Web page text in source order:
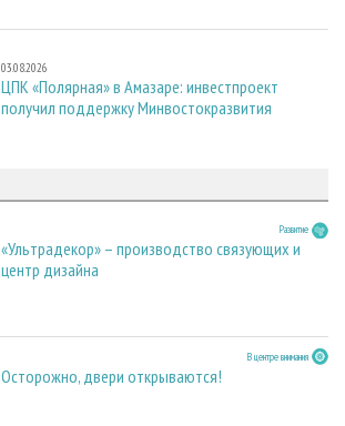
03.08.2026
ЦПК «Полярная» в Амазаре: инвестпроект
получил поддержку Минвостокразвития
Развитие
«Ультрадекор» – производство связующих и
центр дизайна
В центре внимания
Осторожно, двери открываются!